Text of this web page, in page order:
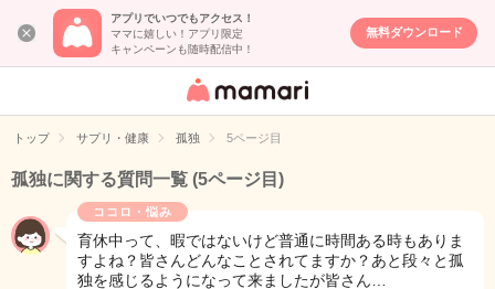
アプリでいつでもアクセス！
ママに嬉しい！アプリ限定
キャンペーンも随時配信中！
無料ダウンロード
女性専用匿名QA
イト
トップ サプリ・健康 孤独 5ページ目
孤独に関する質問一覧 (5ページ目)
ココロ・悩み
育休中って、暇ではないけど普通に時間ある時もありま
すよね？皆さんどんなことされてますか？あと段々と孤
独を感じるようになって来ましたが皆さん…